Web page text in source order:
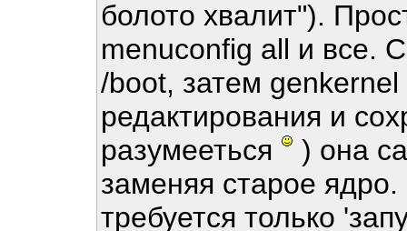
болото хвалит").
menuconfig all и все.
/boot, затем
редактирования и
разумееться
) она
заменяя старое
требуется только